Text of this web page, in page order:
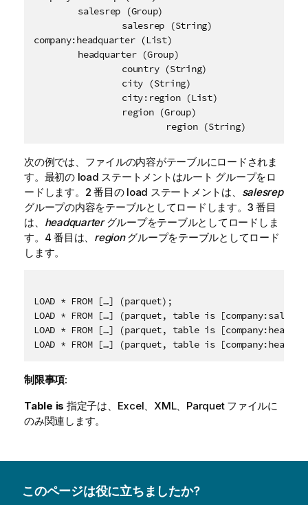
company:headquarter (List)
次の例では、ファイルの内容がテーブルにロードされま
す。最初の load ステートメントはルート グループをロ
ードします。2 番目の load ステートメントは、 salesrep
グループの内容をテーブルとしてロードします。3 番目
は、 headquarterグループをテーブルとしてロードしま
す。4 番目は、 regionグループをテーブルとしてロード
します。
LOAD * FROM […] (parquet);
LOAD * FROM […] (parquet, table is
LOAD * FROM […] (parquet, table is
制限事項:
Table is 指定子は、Excel、XML、 Parquetファイルに
のみ関連します。
このページは役に立ちましたか?